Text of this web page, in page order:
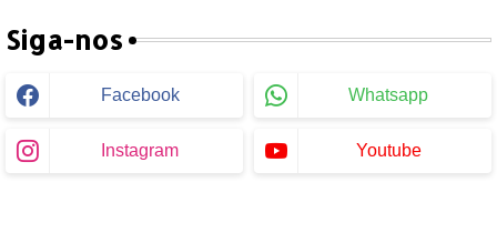
Siga-nos
Facebook Whatsapp
Instagram Youtube